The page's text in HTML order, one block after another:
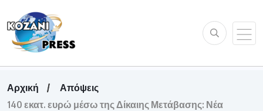
Αρχική
Απόψεις
140 εκατ. ευρώ μέσω της Δίκαιης Μετάβασης: Νέα